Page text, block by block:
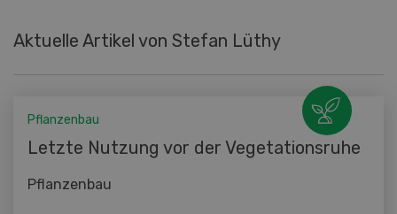
Aktuelle Artikel von Stefan Lüthy
Pflanzenbau
Letzte Nutzung vor der Vegetationsruhe
Pflanzenbau